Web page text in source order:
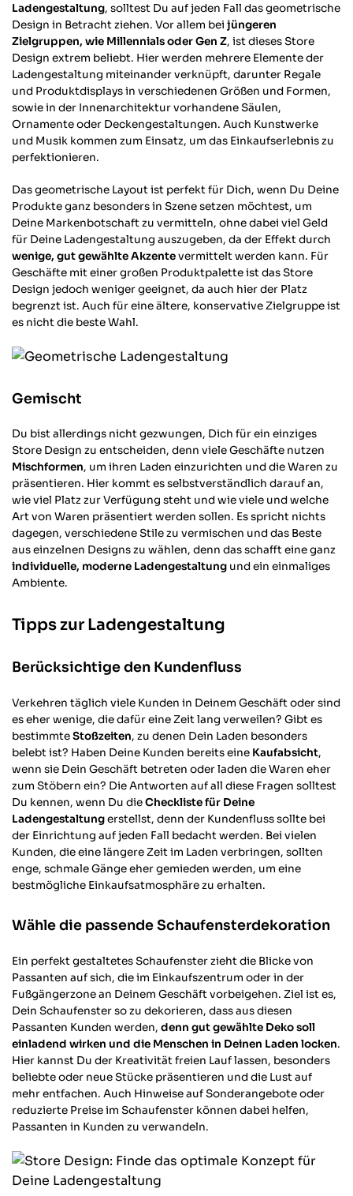
Ladengestaltung, solltest Du auf jeden Fall das geometrische
Design in Betracht ziehen. Vor allem bei jüngeren
Zielgruppen, wie Millennials oder Gen Z, ist dieses Store
Design extrem beliebt. Hier werden mehrere Elemente der
Ladengestaltung miteinander verknüpft, darunter Regale
und Produktdisplays in verschiedenen Größen und Formen,
sowie in der Innenarchitektur vorhandene Säulen,
Ornamente oder Deckengestaltungen. Auch Kunstwerke
und Musik kommen zum Einsatz, um das Einkaufserlebnis zu
perfektionieren.
Das geometrische Layout ist perfekt für Dich, wenn Du Deine
Produkte ganz besonders in Szene setzen möchtest, um
Deine Markenbotschaft zu vermitteln, ohne dabei viel Geld
für Deine Ladengestaltung auszugeben, da der Effekt durch
wenige, gut gewählte Akzentevermittelt werden kann. Für
Geschäfte mit einer großen Produktpalette ist das Store
Design jedoch weniger geeignet, da auch hier der Platz
begrenzt ist. Auch für eine ältere, konservative Zielgruppe ist
es nicht die beste Wahl.
Gemischt
Du bist allerdings nicht gezwungen, Dich für ein einziges
Store Design zu entscheiden, denn viele Geschäfte nutzen
Mischformen, um ihren Laden einzurichten und die Waren zu
präsentieren. Hier kommt es selbstverständlich darauf an,
wie viel Platz zur Verfügung steht und wie viele und welche
Art von Waren präsentiert werden sollen. Es spricht nichts
dagegen, verschiedene Stile zu vermischen und das Beste
aus einzelnen Designs zu wählen, denn das schafft eine ganz
individuelle, moderne Ladengestaltung und ein einmaliges
Ambiente.
Tipps zur Ladengestaltung
Berücksichtige den Kundenfluss
Verkehren täglich viele Kunden in Deinem Geschäft oder sind
es eher wenige, die dafür eine Zeit lang verweilen? Gibt es
bestimmteStoßzeiten, zu denen Dein Laden besonders
belebt ist? Haben Deine Kunden bereits eine Kaufabsicht,
wenn sie Dein Geschäft betreten oder laden die Waren eher
zum Stöbern ein? Die Antworten auf all diese Fragen solltest
Du kennen, wenn Du dieCheckliste für Deine
Ladengestaltungerstellst, denn der Kundenfluss sollte bei
der Einrichtung auf jeden Fall bedacht werden. Bei vielen
Kunden, die eine längere Zeit im Laden verbringen, sollten
enge, schmale Gänge eher gemieden werden, um eine
bestmögliche Einkaufsatmosphäre zu erhalten.
Wähle die passende Schaufensterdekoration
Ein perfekt gestaltetes Schaufenster zieht die Blicke von
Passanten auf sich, die im Einkaufszentrum oder in der
Fußgängerzone an Deinem Geschäft vorbeigehen. Ziel ist es,
Dein Schaufenster so zu dekorieren, dass aus diesen
Passanten Kunden werden, denn gut gewählte Deko soll
einladend wirken und die Menschen in Deinen Laden locken.
Hier kannst Du der Kreativität freien Lauf lassen, besonders
beliebte oder neue Stücke präsentieren und die Lust auf
mehr entfachen. Auch Hinweise auf Sonderangebote oder
reduzierte Preise im Schaufenster können dabei helfen,
Passanten in Kunden zu verwandeln.
Verena E
Verifizierter Kunde
Super Qualität und einfach zu montieren.
Twitter
Facebook
Mainz, DE, 24.11.2025
Verifizierter Kunde
Sehr gut verarbeitet und toller Look.
Twitter
Facebook
Munich, DE, 18.11.2025
Daniela K
Verifizierter Kunde
sieht super schön aus und ist absolut
Hilfreich? Ja Teilen Hoyerswerda, DE,
Verifizierter Kunde
Sehr schnelle Lieferung. Ware war Top und
genau passend.
Hilfreich ? Ja Teilen
Twitter
Facebook
Alexander S
Verifizierter Kunde
Twitter
Sebastian R
Qualität hat ihren Preis. Und hier stimmt
die Qualität zu 100%. Kann ich nur
weiterempfehlen und wenn ich was
benötige, weiß ich das ich genau hier n der
richtigen Adresse bin. Vielen Dank und
Daumen hoch
Hilfreich? Ja Teilen
Twitter
Gadebusch, DE, 22.10.2025
David S
Verifizierter Kunde
Various wirkt wie ein StartUp. Einige
Sachen sind top und andere fühlt sich wie
stimmt und am Ende sieht die Stange an
Gewindedrehen sind nicht genau genug
und somit geht die eine Stange sehr
schwer und die nächste zu leicht. Das
macht die Montage auch schwierig. Eine
Montage in X, Y und Z Achsen gleichzeitig
ist auch sehr anspruchsvoll und da kann
einiges schiefgehen. Hierzu sollte Various
etwas überlegen. Ein Verpacken nur mit
Papier und Kartong statt den lästigen
Folien als Gewindeschutz wäre auch viel
besser! Am Ende sitzt das Ding aber gut
und funktioniert einwandfrei!
Hilfreich? Ja Teilen Stuttgart, DE, 21.10.2025